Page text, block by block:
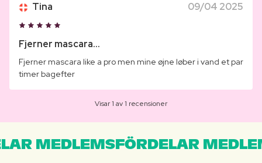
Tina 09/04 2025
Fjerner mascara...
Fjerner mascara like a pro men mine øjne løber i vand et par
timer bagefter
Visar 1 av 1 recensioner
MEDLEMSFÖRDELAR